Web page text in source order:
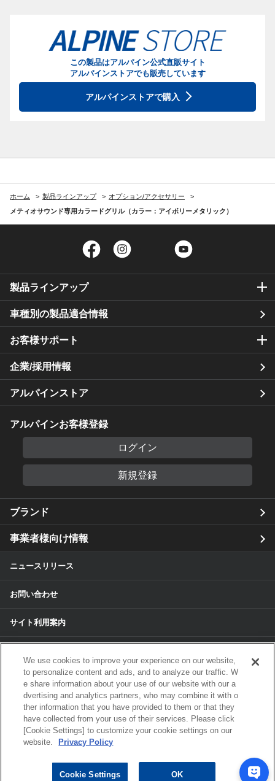
この製品はアルパイン公式直販サイト
アルパインストアでも販売しています
アルパインストアで購入
ホーム 製品ラインアップ
オプション/アクセサリー
メティオサウンド専用カラードグリル（カラー：アイボリーメタリック）
Facebook Twitter
製品ラインアップ
車種別の製品適合情報
お客様サポート
企業/採用情報
アルパインストア
アルパインお客様登録
ログイン
新規登録
ブランド
事業者様向け情報
ニュースリリース
お問い合わせ
サイト利用案内
個人情報のお取扱いについて
各種サービスの個人情報保護方針
サイトマップ
ELECTRONICS MARKETING, INC. ALL RIGHTS RESERVED.
We use cookies to improve your experience on our website,
to personalize content and ads, and to analyze our traffic. W
e share information about your use of our website with our a
dvertising and analytics partners, who may combine it with o
ther information that you have provided to them or that they
have collected from your use of their services. Please click
[Cookie Settings] to customize your cookie settings on our
website.
Privacy Policy
Cookie Settings OK